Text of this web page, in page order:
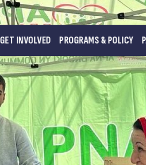
GET INVOLVED PROGRAMS & POLICY